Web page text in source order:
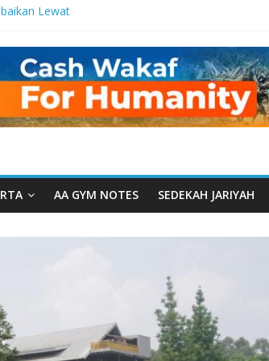
Lewat
Manfaat
dari Serua:
Yayasan
Daarut Tauhiid
Ketika
Wakaf
Wakaf
AA GYM NOTES SEDEKAH JARIYAH